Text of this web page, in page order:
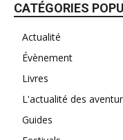
CATÉGORIES
Actualité
Évènement
Livres
L'actualité des
Guides